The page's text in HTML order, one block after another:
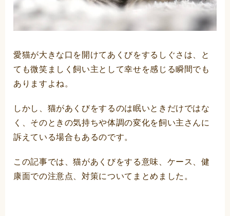
愛猫が大きな口を開けてあくびをするしぐさは、と
ても微笑ましく飼い主として幸せを感じる瞬間でも
ありますよね。
しかし、猫があくびをするのは眠いときだけではな
く、そのときの気持ちや体調の変化を飼い主さんに
訴えている場合もあるのです。
この記事では、猫があくびをする意味、ケース、健
康面での注意点、対策についてまとめました。